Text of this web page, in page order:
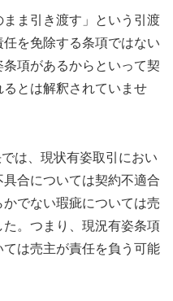
ま引き渡す」という引渡
を免除する条項ではない
項があるからといって契
とは解釈されていませ
は、現状有姿取引におい
合については契約不適合
でない瑕疵については売
。つまり、現況有姿条項
は売主が責任を負う可能